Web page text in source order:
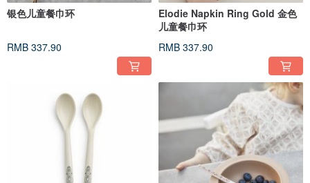
银色儿童餐巾环
RMB 337.90
Elodie Napkin Ring Gold 金色
儿童餐巾环
RMB 337.90